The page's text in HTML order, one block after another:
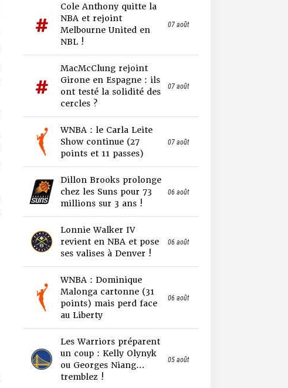
Cole Anthony quitte la
NBA et rejoint
Melbourne United en
NBL !
07 août
MacMcClung rejoint
Girone en Espagne : ils
ont testé la solidité des
cercles ?
07 août
WNBA : le Carla Leite
Show continue (27
points et 11 passes)
07 août
Dillon Brooks prolonge
chez les Suns pour 73
millions sur 3 ans !
06 août
Lonnie Walker IV
revient en NBA et pose
ses valises à Denver !
06 août
WNBA : Dominique
Malonga cartonne (31
points) mais perd face
au Liberty
06 août
Les Warriors préparent
un coup : Kelly Olynyk
ou Georges Niang…
tremblez !
05 août